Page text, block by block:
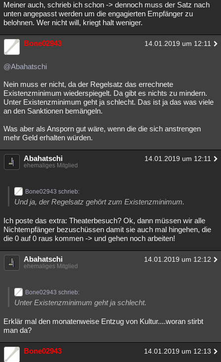
Meiner auch, schrieb ich schon -> dennoch muss der Satz nach
unten angepasst werden um die engagierten Empfänger zu
belohnen. Wer nicht will, kriegt halt weniger.
Bone02943 14.01.2019 um 12:11
@Abahatschi
Nein muss er nicht, da der Regelsatz das errechnete
Existenzminimum wiederspiegelt. Da gibt es nichts zu mindern.
Unter Existenzminimum geht ja schlecht. Das ist ja das was viele
an den Sanktionen bemängeln.
Was aber als Ansporn gut wäre, wenn die die sich anstrengen
mehr Geld erhalten würden.
Abahatschi 14.01.2019 um 12:11
ehemaliges Mitglied
Bone02943 schrieb:
Und ja, der Regelsatz gehört zum Existenzminimum.
Ich poste das extra: Theaterbesuch? Ok, dann müssen wir alle
Nichtempfänger bezuschüssen damit sie auch mal hingehen, die
die 0 auf 0 raus kommen -> und gehen noch arbeiten!
Abahatschi 14.01.2019 um 12:12
ehemaliges Mitglied
Bone02943 schrieb:
Unter Existenzminimum geht ja schlecht.
Erklär mal den monatenweise Entzug von Kultur....woran stirbt
man da?
Bone02943 14.01.2019 um 12:13